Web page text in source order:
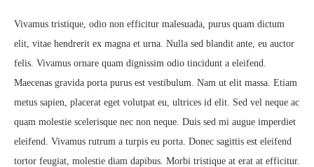
Vivamus tristique, odio non efficitur malesuada, purus quam dictum
elit, vitae hendrerit ex magna et urna. Nulla sed blandit ante, eu auctor
felis. Vivamus ornare quam dignissim odio tincidunt a eleifend.
Maecenas gravida porta purus est vestibulum. Nam ut elit massa. Etiam
metus sapien, placerat eget volutpat eu, ultrices id elit. Sed vel neque ac
quam molestie scelerisque nec non neque. Duis sed mi augue imperdiet
eleifend. Vivamus rutrum a turpis eu porta. Donec sagittis est eleifend
tortor feugiat, molestie diam dapibus. Morbi tristique at erat at efficitur.